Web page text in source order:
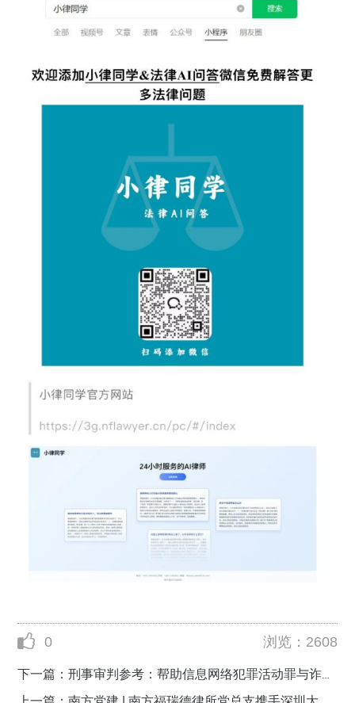
0 浏览： 2608
下一篇：刑事审判参考：帮助信息网络犯罪活动罪与诈骗罪帮助犯界分标准研究——小律同学&法律AI问答精选